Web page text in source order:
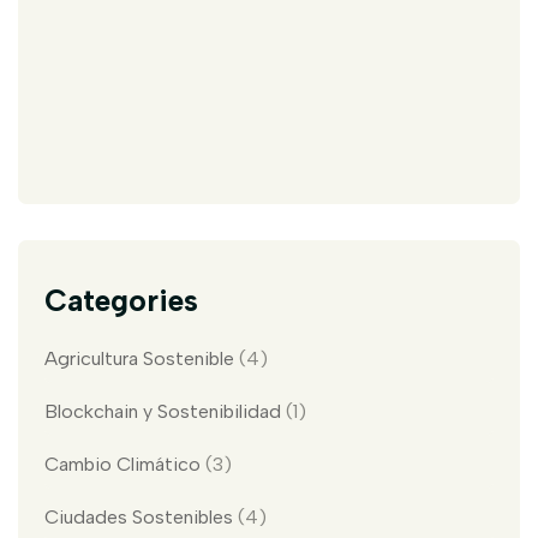
Categories
Agricultura Sostenible (4)
Blockchain y Sostenibilidad (1)
Cambio Climático (3)
Ciudades Sostenibles (4)